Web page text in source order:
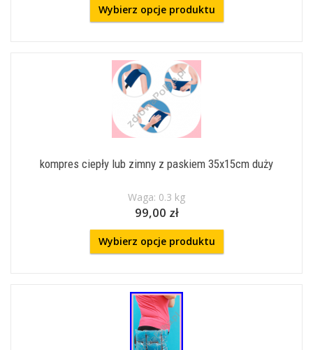
Wybierz opcje produktu
kompres ciepły lub zimny z paskiem 35x15cm duży
Waga: 0.3 kg
99,00 zł
Wybierz opcje produktu